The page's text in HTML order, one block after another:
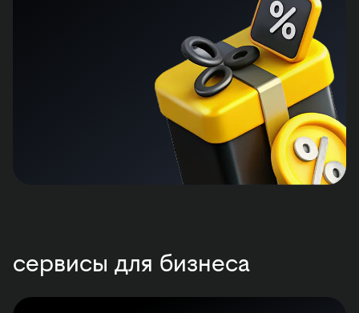
сервисы для бизнеса